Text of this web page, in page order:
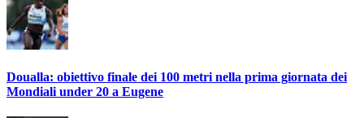
Doualla: obiettivo finale dei 100 metri nella prima giornata dei
Mondiali under 20 a Eugene